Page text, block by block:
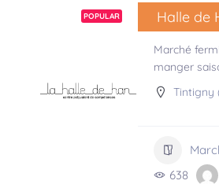
POPULAR Halle de
Marché
manger
Tintigny
638